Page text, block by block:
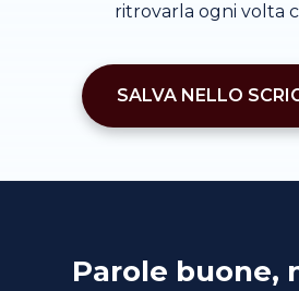
ritrovarla ogni volta
SALVA NELLO
Parole buone,